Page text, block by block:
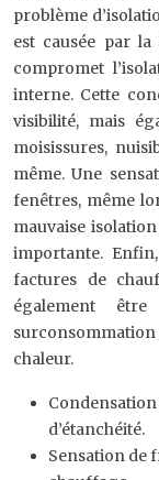
problème
est causée par
compromet
interne. Cette
visibilité, mais
moisissures,
même. Une
fenêtres, même
mauvaise
importante.
factures de
également
chaleur.
Condensation
d’étanchéité.
Sensation de